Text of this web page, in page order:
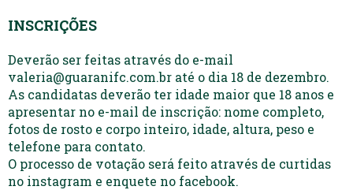
INSCRIÇÕES
Deverão ser feitas através do e-mail
valeria@guaranifc.com.br até o dia 18 de dezembro.
As candidatas deverão ter idade maior que 18 anos e
apresentar no e-mail de inscrição: nome completo,
fotos de rosto e corpo inteiro, idade, altura, peso e
telefone para contato.
O processo de votação será feito através de curtidas
no instagram e enquete no facebook.